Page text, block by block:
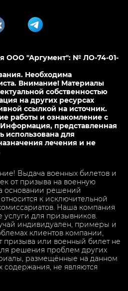
ООО "Аргумент": № ЛО-74-01-
Необходима
Внимание! Материалы
собственностью
на других ресурсах
ссылкой на источник.
работы и ознакомление с
Информация, представленная
использована для
лечения и не
Выдача военных билетов и
от призыва на военную
основании решений
к исключительной
Наша компания
для призывников.
индивидуален, примеры и
клиентов компании,
призыва или военный билет не
решения проблем других
размещённые на данном
содержания, не являются